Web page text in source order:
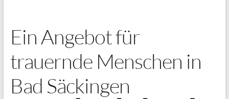
Ein Angebot für
trauernde Menschen in
Bad Säckingen